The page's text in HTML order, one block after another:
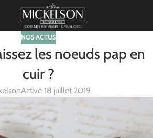
NOS ACTUS
les noeuds pap en
cuir ?
Activé 18 juillet 2019